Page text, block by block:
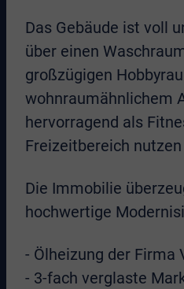
Das Gebäude ist voll
über einen
großzügigen
wohnraumähnlichem
hervorragend als
Freizeitbereich
Die Immobilie
hochwertige
- Ölheizung der Firma
- 3-fach verglaste